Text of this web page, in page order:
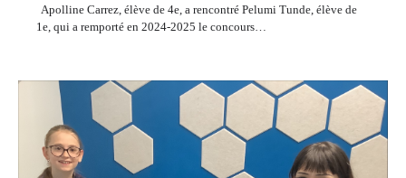
Apolline Carrez, élève de 4e, a rencontré Pelumi Tunde, élève de
1e, qui a remporté en 2024-2025 le concours…